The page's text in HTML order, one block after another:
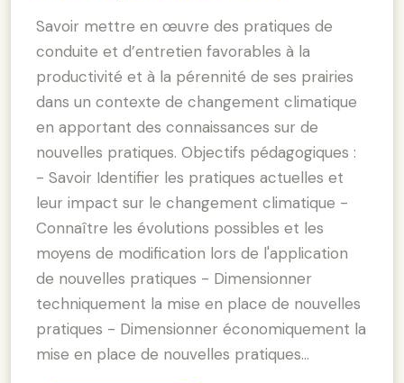
Savoir mettre en œuvre des pratiques de
conduite et d’entretien favorables à la
productivité et à la pérennité de ses prairies
dans un contexte de changement climatique
en apportant des connaissances sur de
nouvelles pratiques. Objectifs pédagogiques :
- Savoir Identifier les pratiques actuelles et
leur impact sur le changement climatique -
Connaître les évolutions possibles et les
moyens de modification lors de l'application
de nouvelles pratiques - Dimensionner
techniquement la mise en place de nouvelles
pratiques - Dimensionner économiquement la
mise en place de nouvelles pratiques…